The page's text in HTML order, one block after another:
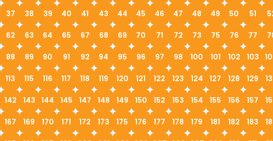
37 38 39 40 41 43 44 45 46 47 48 49 50 51
62 63 64 65 67 68 69 70 71 72 73 75 76 77
88 89 90 91 92 94 95 96 97 98 100 101 102 103
113 115 116 117 118 119 120 121 122 123 124 127 128 129
142 143 144 145 147 148 149 150 152 153 154 155 156 157
167 169 170 171 172 173 175 176 177 178 179 181 182 183